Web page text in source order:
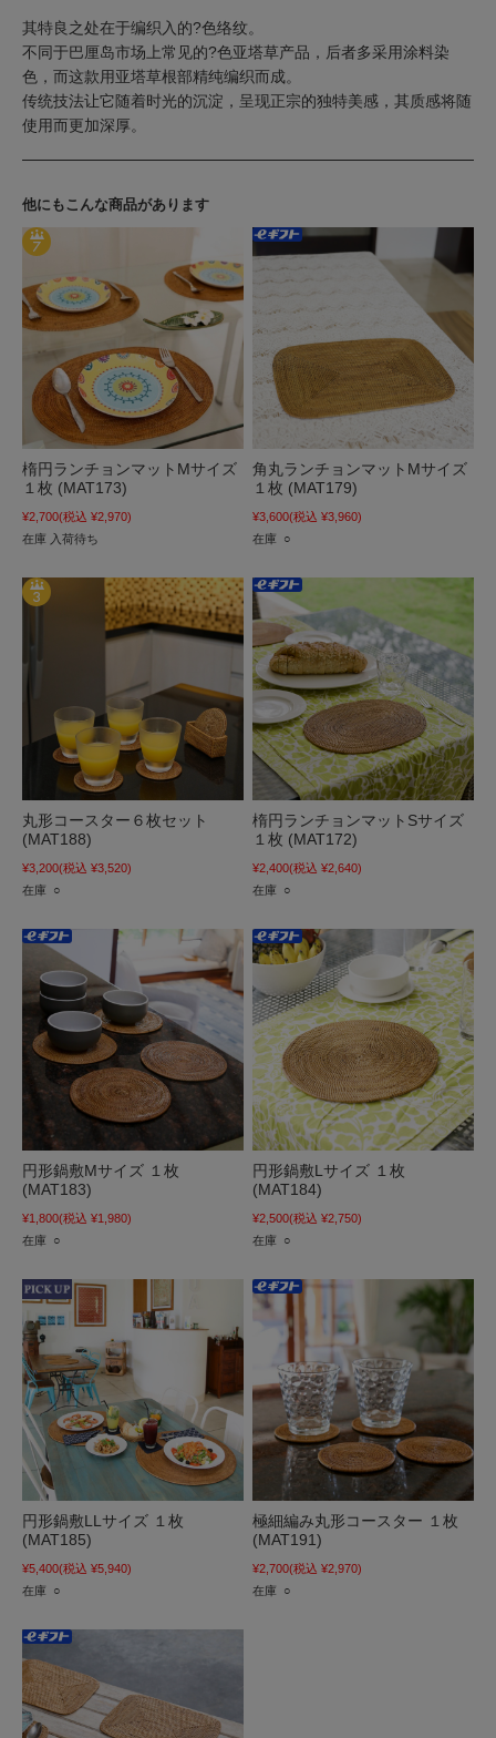
其特良之处在于编织入的?色络纹。
不同于巴厘岛市场上常见的?色亚塔草产品，后者多采用涂料染
色，而这款用亚塔草根部精纯编织而成。
传统技法让它随着时光的沉淀，呈现正宗的独特美感，其质感将随
使用而更加深厚。
他にもこんな商品があります
楕円ランチョンマットMサイズ
１枚 (MAT173)
¥2,700(税込 ¥2,970)
在庫 入荷待ち
角丸ランチョンマットMサイズ
１枚 (MAT179)
¥3,600(税込 ¥3,960)
在庫 ○
丸形コースター６枚セット
(MAT188)
¥3,200(税込 ¥3,520)
在庫 ○
楕円ランチョンマットSサイズ
１枚 (MAT172)
¥2,400(税込 ¥2,640)
在庫 ○
円形鍋敷Mサイズ １枚
(MAT183)
¥1,800(税込 ¥1,980)
在庫 ○
円形鍋敷Lサイズ １枚
(MAT184)
¥2,500(税込 ¥2,750)
在庫 ○
円形鍋敷LLサイズ １枚
(MAT185)
¥5,400(税込 ¥5,940)
在庫 ○
極細編み丸形コースター １枚
(MAT191)
¥2,700(税込 ¥2,970)
在庫 ○